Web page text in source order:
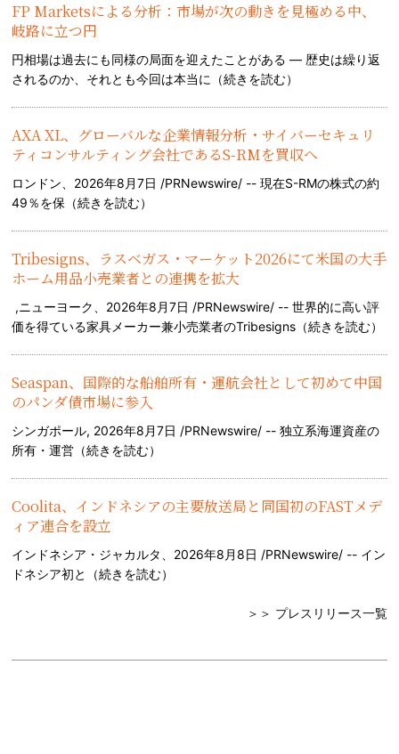
FP Marketsによる分析：市場が次の動きを見極める中、
岐路に立つ円
円相場は過去にも同様の局面を迎えたことがある — 歴史は繰り返
されるのか、それとも今回は本当に（続きを読む）
AXA XL、グローバルな企業情報分析・サイバーセキュリ
ティコンサルティング会社であるS-RMを買収へ
ロンドン、2026年8月7日 /PRNewswire/ -- 現在S-RMの株式の約
49％を保（続きを読む）
Tribesigns、ラスベガス・マーケット2026にて米国の大手
ホーム用品小売業者との連携を拡大
,ニューヨーク、2026年8月7日 /PRNewswire/ -- 世界的に高い評
価を得ている家具メーカー兼小売業者のTribesigns（続きを読む）
Seaspan、国際的な船舶所有・運航会社として初めて中国
のパンダ債市場に参入
シンガポール, 2026年8月7日 /PRNewswire/ -- 独立系海運資産の
所有・運営（続きを読む）
Coolita、インドネシアの主要放送局と同国初のFASTメデ
ィア連合を設立
インドネシア・ジャカルタ、2026年8月8日 /PRNewswire/ -- イン
ドネシア初と（続きを読む）
＞＞ プレスリリース一覧